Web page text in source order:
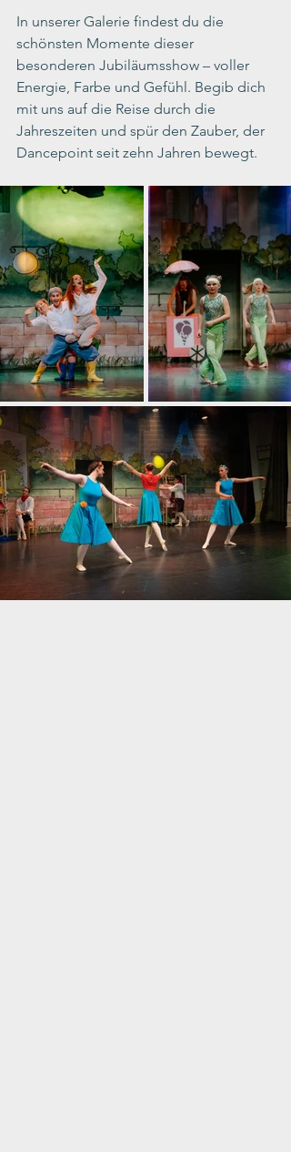
In unserer Galerie findest du die
schönsten Momente dieser
besonderen Jubiläumsshow – voller
Energie, Farbe und Gefühl. Begib dich
mit uns auf die Reise durch die
Jahreszeiten und spür den Zauber, der
Dancepoint seit zehn Jahren bewegt.